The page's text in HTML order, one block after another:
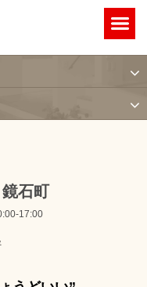
石町
17:00